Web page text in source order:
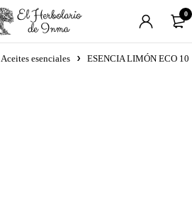
0
Aceites esenciales
ESENCIA LIMÓN ECO 10